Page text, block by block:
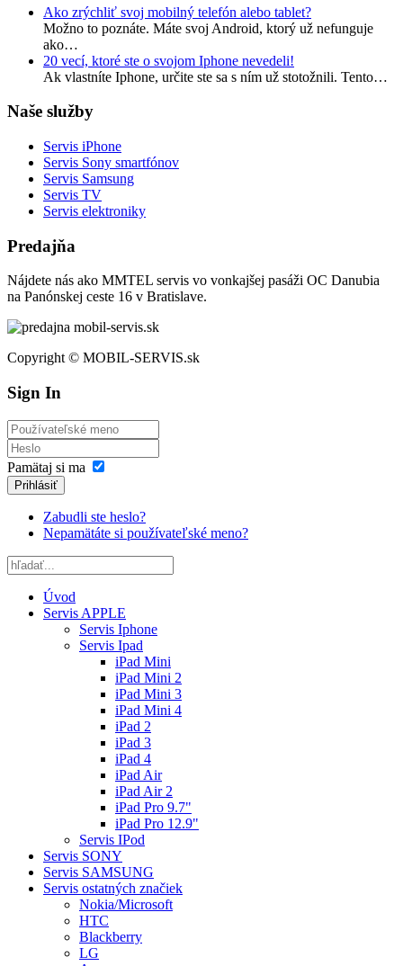
Ako zrýchliť svoj mobilný telefón alebo tablet?
Možno to poznáte. Máte svoj Android, ktorý už nefunguje
ako…
20 vecí, ktoré ste o svojom Iphone nevedeli!
Ak vlastníte Iphone, určite ste sa s ním už stotožnili. Tento…
Naše služby
Servis iPhone
Servis Sony smartfónov
Servis Samsung
Servis TV
Servis elektroniky
Predajňa
Nájdete nás ako MMTEL servis vo vonkajšej pasáži OC Danubia
na Panónskej ceste 16 v Bratislave.
Copyright © MOBIL-SERVIS.sk
Sign In
Pamätaj si ma
Prihlásiť
Zabudli ste heslo?
Nepamätáte si používateľské meno?
Úvod
Servis APPLE
Servis Iphone
Servis Ipad
iPad Mini
iPad Mini 2
iPad Mini 3
iPad Mini 4
iPad 2
iPad 3
iPad 4
iPad Air
iPad Air 2
iPad Pro 9.7"
iPad Pro 12.9"
Servis IPod
Servis SONY
Servis SAMSUNG
Servis ostatných značiek
Nokia/Microsoft
HTC
Blackberry
LG